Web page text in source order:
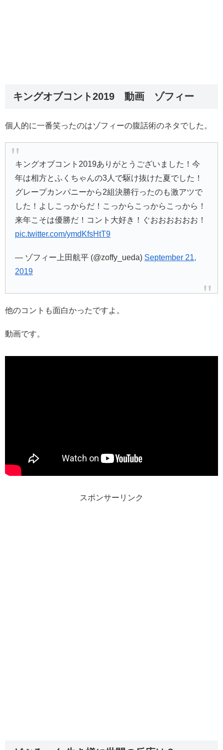
キングオブコント2019 動画 ゾフィー
個人的に一番笑ったのはゾフィーの腹話術のネタでした。
キングオブコント2019ありがとうございました！今
年は相方とふくちゃんの3人で駆け抜けた夏でした！
グレープカンパニーから2組決勝行ったのも激アツで
した！よしこっからだ！こっからこっからこっから！
来年こそは優勝だ！コント大好き！ぐおおおおおお！
pic.twitter.com/ymdKfsHtT9
— ゾフィー上田航平 (@zoffy_ueda) September 21,
2019
他のコントも面白かったですよ。
動画です。
スポンサーリンク